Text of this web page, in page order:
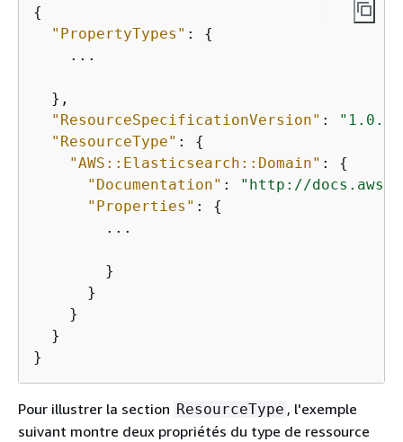
{
"PropertyTypes" : {
    ...
  },
"ResourceSpecificationVersion" : "1.0.0"
"ResourceType" : {
"AWS::Elasticsearch::Domain" : {
"Documentation" :
"http://
"Properties" : {
        ...
        }
      }
    }
  }
}
Pour illustrer la section ResourceType , l'exemple
suivant montre deux propriétés du type de ressource